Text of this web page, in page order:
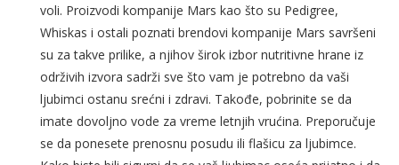
voli. Proizvodi kompanije Mars kao što su Pedigree,
Whiskas i ostali poznati brendovi kompanije Mars savršeni
su za takve prilike, a njihov širok izbor nutritivne hrane iz
održivih izvora sadrži sve što vam je potrebno da vaši
ljubimci ostanu srećni i zdravi. Takođe, pobrinite se da
imate dovoljno vode za vreme letnjih vrućina. Preporučuje
se da ponesete prenosnu posudu ili flašicu za ljubimce.